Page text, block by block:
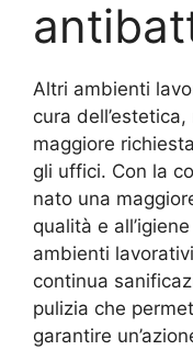
Altri ambienti
cura
maggiore
gli uffici. Con la
nato una
qualità e
ambienti
continua
pulizia che
garantire